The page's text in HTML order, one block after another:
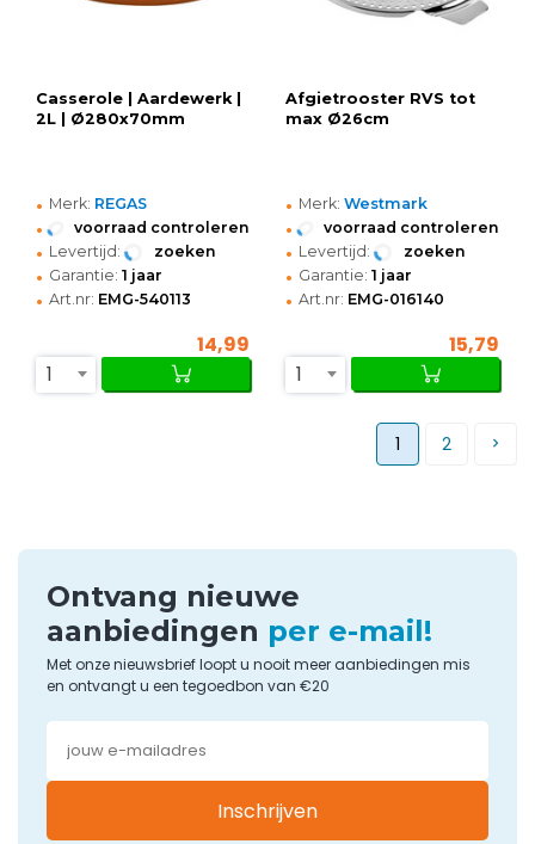
Casserole | Aardewerk |
2L | Ø280x70mm
• Merk: REGAS
• voorraad controleren
• Levertijd: zoeken
• Garantie: 1 jaar
• Art.nr: EMG-540113
14,99
1
Afgietrooster RVS tot
max Ø26cm
• Merk: Westmark
• voorraad controleren
• Levertijd: zoeken
• Garantie: 1 jaar
• Art.nr: EMG-016140
15,79
1
1 2
Ontvang nieuwe
aanbiedingen per e-mail!
Met onze nieuwsbrief loopt u nooit meer aanbiedingen mis
en ontvangt u een tegoedbon van €20
Inschrijven